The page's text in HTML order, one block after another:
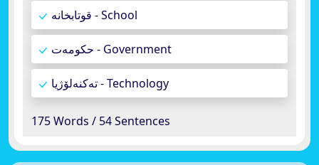
قوتابخانە - School
حکومەت - Government
تەکنەلۆژیا - Technology
175 Words / 54 Sentences